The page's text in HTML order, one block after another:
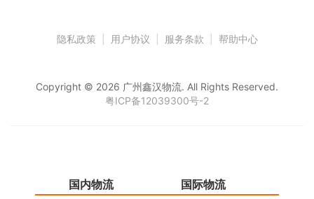
隐私政策 用户协议 服务条款 帮助中心
Copyright © 2026 广州鑫汉物流. All Rights Reserved.
粤ICP备12039300号-2
国内物流 国际物流